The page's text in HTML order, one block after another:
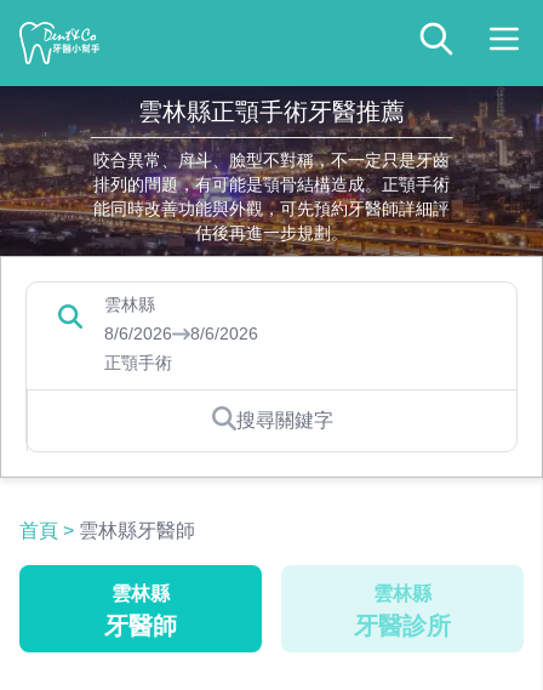
雲林縣正顎手術牙醫推薦
咬合異常、戽斗、臉型不對稱，不一定只是牙齒
排列的問題，有可能是顎骨結構造成。正顎手術
能同時改善功能與外觀，可先預約牙醫師詳細評
估後再進一步規劃。
雲林縣
8/6/2026
8/6/2026
正顎手術
搜尋關鍵字
首頁 > 雲林縣牙醫師
雲林縣
牙醫師
雲林縣
牙醫診所